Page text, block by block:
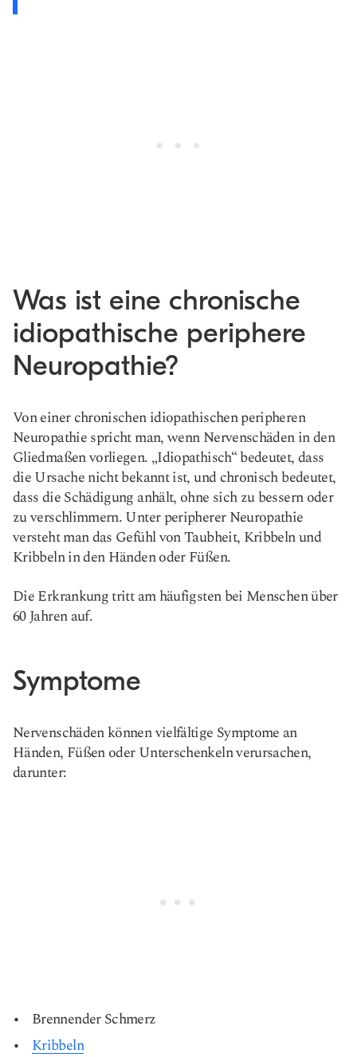
Was ist eine chronische
idiopathische periphere
Neuropathie?
Von einer chronischen idiopathischen peripheren
Neuropathie spricht man, wenn Nervenschäden in den
Gliedmaßen vorliegen. „Idiopathisch“ bedeutet, dass
die Ursache nicht bekannt ist, und chronisch bedeutet,
dass die Schädigung anhält, ohne sich zu bessern oder
zu verschlimmern. Unter peripherer Neuropathie
versteht man das Gefühl von Taubheit, Kribbeln und
Kribbeln in den Händen oder Füßen.
Die Erkrankung tritt am häufigsten bei Menschen über
60 Jahren auf.
Symptome
Nervenschäden können vielfältige Symptome an
Händen, Füßen oder Unterschenkeln verursachen,
darunter:
Brennender Schmerz
Kribbeln